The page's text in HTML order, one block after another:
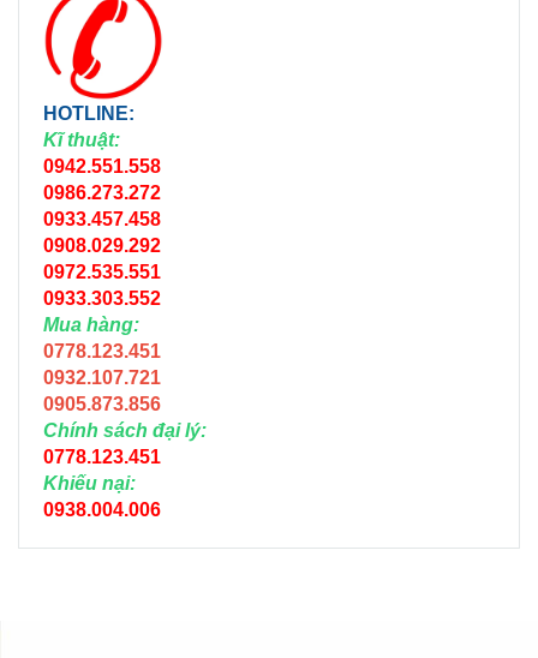
HOTLINE:
Kĩ thuật:
0942.551.558
0986.273.272
0933.457.458
0908.029.292
0972.535.551
0933.303.552
Mua hàng:
0778.123.451
0932.107.721
0905.873.856
Chính sách đại lý:
0778.123.451
Khiếu nại:
0938.004.006